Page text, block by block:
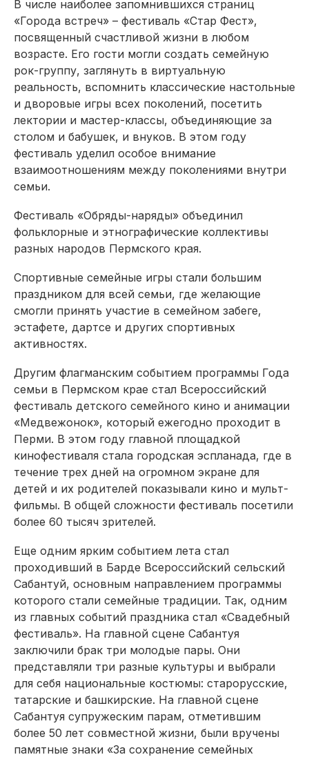
В числе наиболее запомнившихся страниц
«Города встреч» – фестиваль «Стар Фест»,
посвященный счастливой жизни в любом
возрасте. Его гости могли создать семейную
рок-группу, заглянуть в виртуальную
реальность, вспомнить классические настольные
и дворовые игры всех поколений, посетить
лектории и мастер-классы, объединяющие за
столом и бабушек, и внуков. В этом году
фестиваль уделил особое внимание
взаимоотношениям между поколениями внутри
семьи.
Фестиваль «Обряды-наряды» объединил
фольклорные и этнографические коллективы
разных народов Пермского края.
Спортивные семейные игры стали большим
праздником для всей семьи, где желаю­щие
смогли принять участие в семейном забеге,
эстафете, дартсе и других спортивных
активностях.
Другим флагманским событием программы Года
семьи в Пермском крае стал Всероссийский
фестиваль детского семейного кино и анимации
«Медвежонок», который ежегодно проходит в
Перми. В этом году главной площадкой
кинофестиваля стала городская эспланада, где в
течение трех дней на огромном экране для
детей и их родителей показывали кино и мульт­
фильмы. В общей сложности фестиваль посетили
более 60 тысяч зрителей.
Еще одним ярким событием лета стал
проходивший в Барде Всероссийский сельский
Сабантуй, основным направлением программы
которого стали семейные традиции. Так, одним
из главных событий праздника стал «Свадебный
фестиваль». На главной сцене Сабантуя
заключили брак три молодые пары. Они
представляли три разные культуры и выбрали
для себя национальные костюмы: старорусские,
татарские и башкирские. На главной сцене
Сабантуя супружеским парам, отметившим
более 50 лет совместной жизни, были вручены
памятные знаки «За сохранение семейных